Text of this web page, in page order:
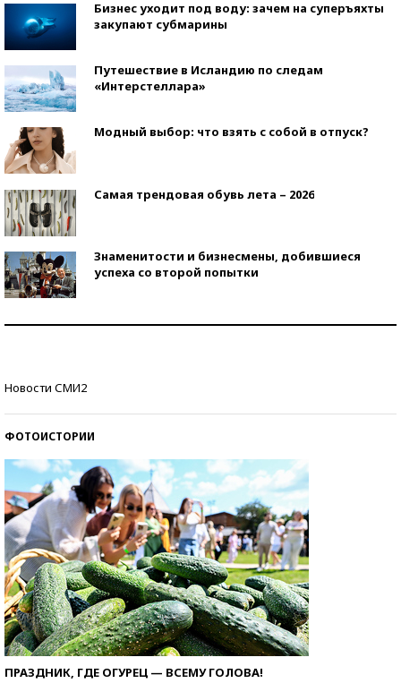
Бизнес уходит под воду: зачем на суперъяхты
закупают субмарины
Путешествие в Исландию по следам
«Интерстеллара»
Модный выбор: что взять с собой в отпуск?
Самая трендовая обувь лета – 2026
Знаменитости и бизнесмены, добившиеся
успеха со второй попытки
Новости СМИ2
ФОТОИСТОРИИ
ПРАЗДНИК, ГДЕ ОГУРЕЦ — ВСЕМУ ГОЛОВА!